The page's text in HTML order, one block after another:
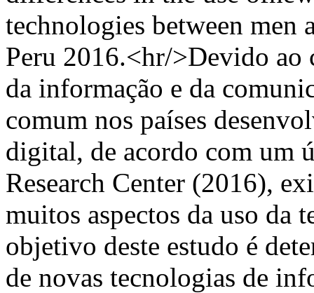
technologies between
Peru 2016.<hr/>Devido ao
da informação e da
comum nos países
digital, de acordo com um
Research Center (2016),
muitos aspectos da uso da
objetivo deste estudo é
de novas tecnologias de